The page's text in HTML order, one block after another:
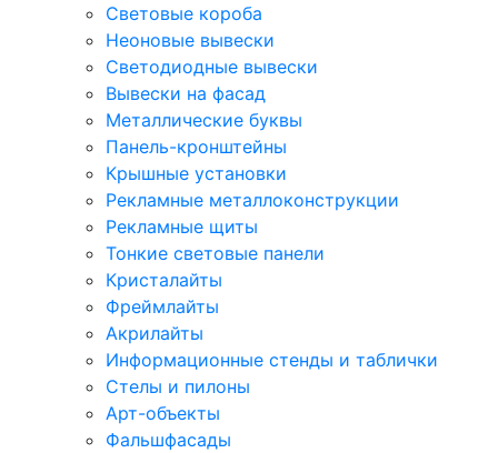
Световые короба
Неоновые вывески
Светодиодные вывески
Вывески на фасад
Металлические буквы
Панель-кронштейны
Крышные установки
Рекламные металлоконструкции
Рекламные щиты
Тонкие световые панели
Кристалайты
Фреймлайты
Акрилайты
Информационные стенды и таблички
Стелы и пилоны
Арт-объекты
Фальшфасады